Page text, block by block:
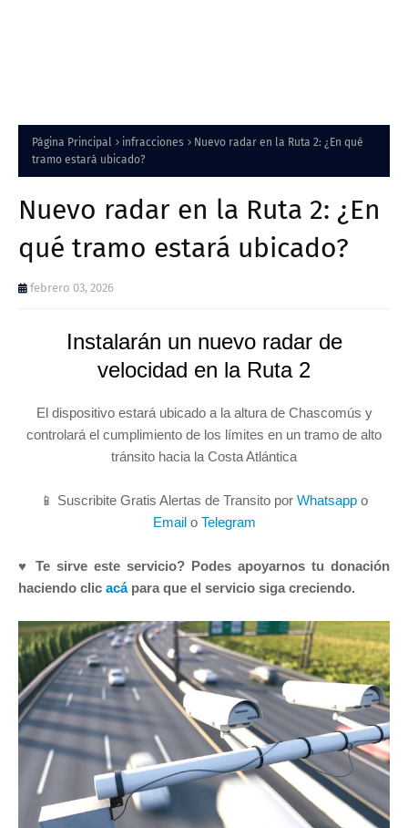
Página Principal infracciones
Nuevo radar en la Ruta 2: ¿En qué
tramo estará ubicado?
Nuevo radar en la Ruta 2: ¿En
qué tramo estará ubicado?
febrero 03, 2026
Instalarán un nuevo radar de
velocidad en la Ruta 2
El dispositivo estará ubicado a la altura de Chascomús y
controlará el cumplimiento de los límites en un tramo de alto
tránsito hacia la Costa Atlántica
📱 Suscribite Gratis Alertas de Transito por Whatsapp o
Emailo Telegram
♥ Te sirve este servicio? Podes apoyarnos tu donación
haciendo clic acápara que el servicio siga creciendo.